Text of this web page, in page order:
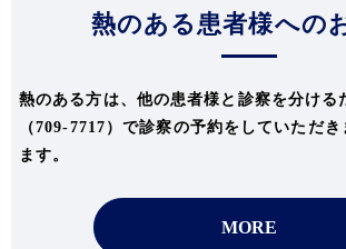
熱のある患者様への
熱のある方は、他の患者様と診察を分け
（709-7717）で診察の予約をしていただ
ます。
MORE